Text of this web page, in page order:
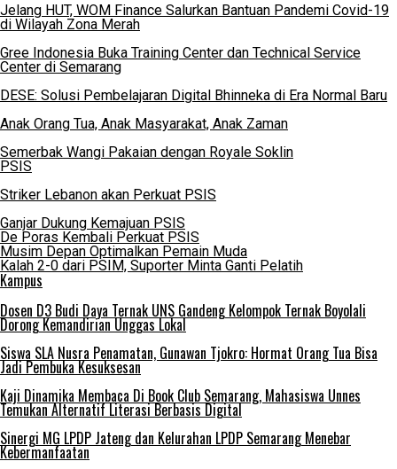
Jelang HUT, WOM Finance Salurkan Bantuan Pandemi Covid-19
di Wilayah Zona Merah
Gree Indonesia Buka Training Center dan Technical Service
Center di Semarang
DESE: Solusi Pembelajaran Digital Bhinneka di Era Normal Baru
Anak Orang Tua, Anak Masyarakat, Anak Zaman
Semerbak Wangi Pakaian dengan Royale Soklin
PSIS
Striker Lebanon akan Perkuat PSIS
Ganjar Dukung Kemajuan PSIS
De Poras Kembali Perkuat PSIS
Musim Depan Optimalkan Pemain Muda
Kalah 2-0 dari PSIM, Suporter Minta Ganti Pelatih
Kampus
Dosen D3 Budi Daya Ternak UNS Gandeng Kelompok Ternak Boyolali
Dorong Kemandirian Unggas Lokal
Siswa SLA Nusra Penamatan, Gunawan Tjokro: Hormat Orang Tua Bisa
Jadi Pembuka Kesuksesan
Kaji Dinamika Membaca Di Book Club Semarang, Mahasiswa Unnes
Temukan Alternatif Literasi Berbasis Digital
Sinergi MG LPDP Jateng dan Kelurahan LPDP Semarang Menebar
Kebermanfaatan